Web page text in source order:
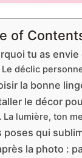
of
tu as
Le déclic
la bonne
le décor
La lumière, ton
poses qui
la photo :